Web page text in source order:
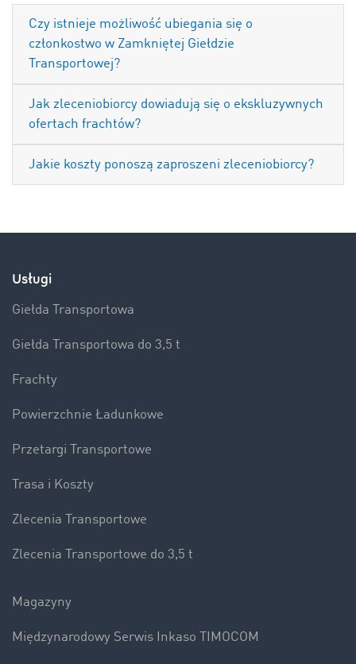
Czy istnieje możliwość ubiegania się o
członkostwo w Zamkniętej Giełdzie
Transportowej?
Jak zleceniobiorcy dowiadują się o ekskluzywnych
ofertach frachtów?
Jakie koszty ponoszą zaproszeni zleceniobiorcy?
Usługi
Giełda Transportowa
Giełda Transportowa do 3,5 t
Frachty
Powierzchnie Ładunkowe
Przetargi Transportowe
Trasa i Koszty
Zlecenia Transportowe
Zlecenia Transportowe do 3,5 t
Magazyny
Międzynarodowy Serwis Inkaso TIMOCOM